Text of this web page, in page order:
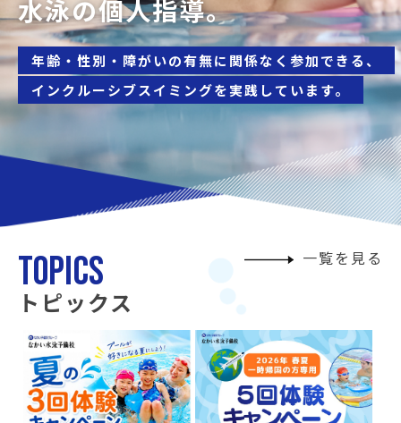
水泳の個人指導。
年齢・性別・障がいの有無に関係なく参加できる、
インクルーシブスイミングを実践しています。
トピックス
一覧を見る